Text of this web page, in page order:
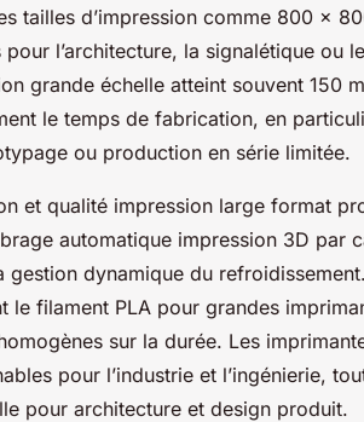
tailles d’impression comme 800 x
pour l’architecture, la signalétique ou
grande échelle atteint souvent 150
le temps de fabrication, en
ou production en série limitée.
et qualité impression large format
automatique impression 3D par
gestion dynamique du
le filament PLA pour grandes
sur la durée. Les
pour l’industrie et l’ingénierie,
pour architecture et design produit.